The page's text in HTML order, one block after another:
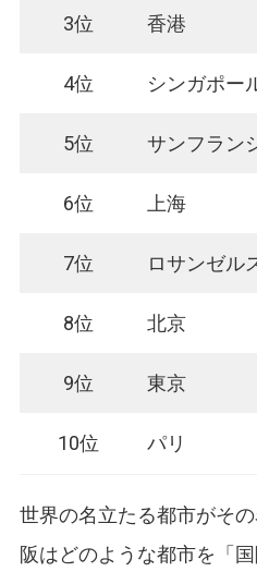
3位 香港
4位 シンガポー
5位 サンフラン
6位 上海
7位 ロサンゼル
8位 北京
9位 東京
10位 パリ
世界の名立たる都市がそ
阪はどのような都市を「